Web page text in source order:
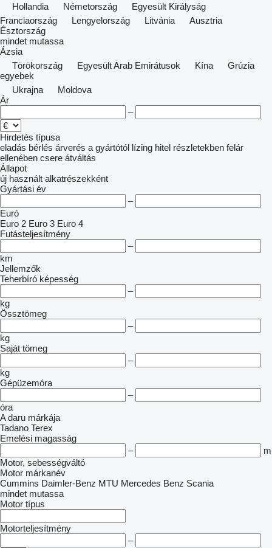
Hollandia Németország
Egyesült Királyság
Franciaország
Lengyelország Litvánia
Ausztria
Észtország
mindet mutassa
Ázsia
Törökország
Egyesült Arab Emirátusok Kína
Grúzia
egyebek
Ukrajna
Moldova
Ár
–
Hirdetés típusa
eladás bérlés árverés a gyártótól lízing hitel részletekben felár
ellenében csere átváltás
Állapot
új használt alkatrészekként
Gyártási év
–
Euró
Euro 2 Euro 3 Euro 4
Futásteljesítmény
–
km
Jellemzők
Teherbíró képesség
–
kg
Össztömeg
–
kg
Saját tömeg
–
kg
Gépüzemóra
–
óra
A daru márkája
Tadano Terex
Emelési magasság
–
m
Motor, sebességváltó
Motor márkanév
Cummins Daimler-Benz MTU Mercedes Benz Scania
mindet mutassa
Motor típus
Motorteljesítmény
–